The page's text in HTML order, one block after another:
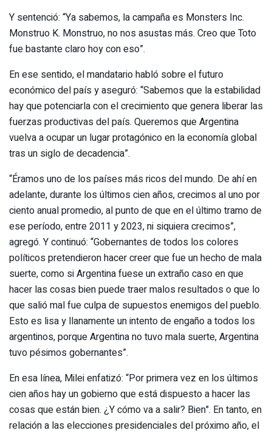
Y sentenció: “Ya sabemos, la campaña es Monsters Inc.
Monstruo K. Monstruo, no nos asustas más. Creo que Toto
fue bastante claro hoy con eso”.
En ese sentido, el mandatario habló sobre el futuro
económico del país y aseguró: “Sabemos que la estabilidad
hay que potenciarla con el crecimiento que genera liberar las
fuerzas productivas del país. Queremos que Argentina
vuelva a ocupar un lugar protagónico en la economía global
tras un siglo de decadencia”.
“Éramos uno de los países más ricos del mundo. De ahí en
adelante, durante los últimos cien años, crecimos al uno por
ciento anual promedio, al punto de que en el último tramo de
ese período, entre 2011 y 2023, ni siquiera crecimos”,
agregó. Y continuó: “Gobernantes de todos los colores
políticos pretendieron hacer creer que fue un hecho de mala
suerte, como si Argentina fuese un extraño caso en que
hacer las cosas bien puede traer malos resultados o que lo
que salió mal fue culpa de supuestos enemigos del pueblo.
Esto es lisa y llanamente un intento de engaño a todos los
argentinos, porque Argentina no tuvo mala suerte, Argentina
tuvo pésimos gobernantes”.
En esa línea, Milei enfatizó: “Por primera vez en los últimos
cien años hay un gobierno que está dispuesto a hacer las
cosas que están bien. ¿Y cómo va a salir? Bien". En tanto, en
relación a las elecciones presidenciales del próximo año, el